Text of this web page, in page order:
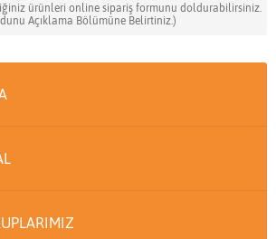
ürünleri online sipariş formunu doldurabilirsiniz.
Açıklama Bölümüne Belirtiniz.)